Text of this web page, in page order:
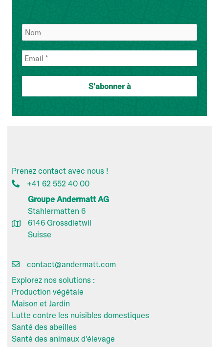
Prenez contact avec nous !
+41 62 552 40 00
Groupe Andermatt AG
Stahlermatten 6
6146 Grossdietwil
Suisse
contact@andermatt.com
Explorez nos solutions :
Production végétale
Maison et Jardin
Lutte contre les nuisibles domestiques
Santé des abeilles
Santé des animaux d'élevage